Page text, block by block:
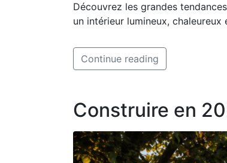
Découvrez les grandes
un intérieur lumineux, chaleureux
Continue reading
Construire en